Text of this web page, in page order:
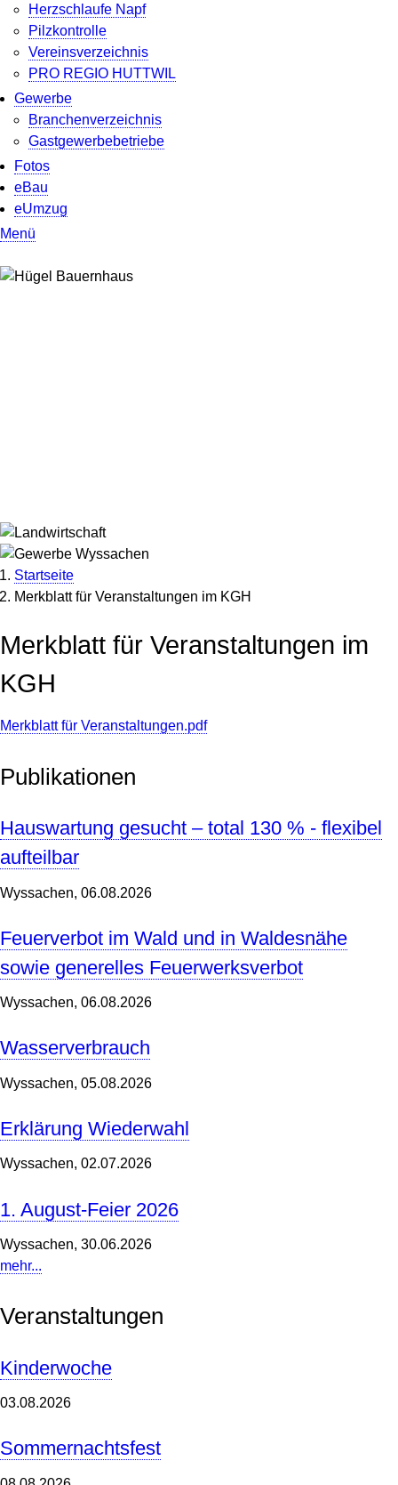
Herzschlaufe Napf
Pilzkontrolle
Vereinsverzeichnis
PRO REGIO HUTTWIL
Gewerbe
Branchenverzeichnis
Gastgewerbebetriebe
Fotos
eBau
eUmzug
Menü
Pfadnavigation
Startseite
Merkblatt für Veranstaltungen im KGH
Merkblatt für Veranstaltungen im
KGH
Merkblatt für Veranstaltungen.pdf
Publikationen
Hauswartung gesucht – total 130 % - flexibel
aufteilbar
Wyssachen, 06.08.2026
Feuerverbot im Wald und in Waldesnähe
sowie generelles Feuerwerksverbot
Wyssachen, 06.08.2026
Wasserverbrauch
Wyssachen, 05.08.2026
Erklärung Wiederwahl
Wyssachen, 02.07.2026
1. August-Feier 2026
Wyssachen, 30.06.2026
mehr...
Veranstaltungen
Kinderwoche
03.08.2026
Sommernachtsfest